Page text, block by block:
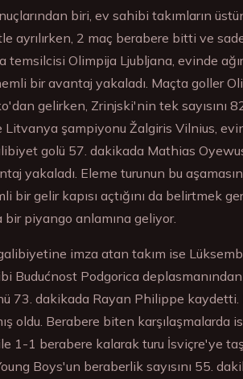
biri, ev sahibi takımların
ayrılırken, 2 maç berabere bitti ve
temsilcisi Olimpija Ljubljana, evinde
bir avantaj yakaladı. Maçta goller
gelirken, Zrinjski'nin tek sayısını
Litvanya şampiyonu Žalgiris Vilnius,
golü 57. dakikada Mathias
yakaladı. Eleme turunun bu
bir gelir kapısı açtığını da belirtmek
piyango anlamına geliyor.
imza atan takım ise
Budućnost Podgorica
73. dakikada Rayan Philippe
oldu. Berabere biten
1-1 berabere kalarak turu İsviçre'ye
Boys'un beraberlik sayısını 55.